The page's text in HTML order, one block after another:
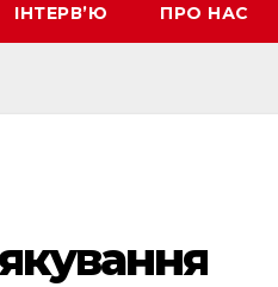
ІНТЕРВ’Ю ПРО НАС